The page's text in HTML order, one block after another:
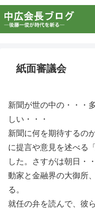
紙面審議会
新聞が世の中の・・・
しい・・・
新聞に何を期待するの
に提言や意見を述べる
した。さすがは朝日・
動家と金融界の大御所
る。
就任の弁を読んで、彼